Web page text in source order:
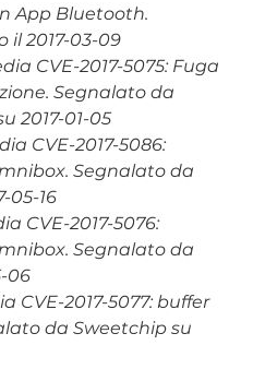
App Bluetooth.
2017-03-09
CVE-2017-5075: Fuga
Segnalato da
2017-01-05
CVE-2017-5086:
Segnalato da
05-16
CVE-2017-5076:
Segnalato da
06
CVE-2017-5077: buffer
da Sweetchip su